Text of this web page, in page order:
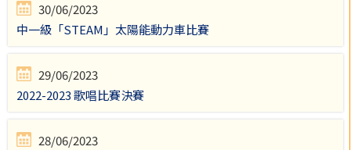
30/06/2023
中一級「STEAM」太陽能動力車比賽
29/06/2023
2022-2023 歌唱比賽決賽
28/06/2023